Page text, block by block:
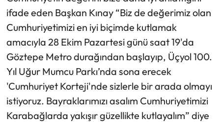
ifade eden Başkan Kınay “Biz de değerimiz olan
Cumhuriyetimizi en iyi biçimde kutlamak
amacıyla 28 Ekim Pazartesi günü saat 19'da
Göztepe Metro durağından başlayıp, Üçyol 100.
Yıl Uğur Mumcu Parkı’nda sona erecek
'Cumhuriyet Korteji'nde sizlerle bir arada olmayı
istiyoruz. Bayraklarımızı asalım Cumhuriyetimizi
Karabağlarda yakışır güzellikte kutlayalım” diye